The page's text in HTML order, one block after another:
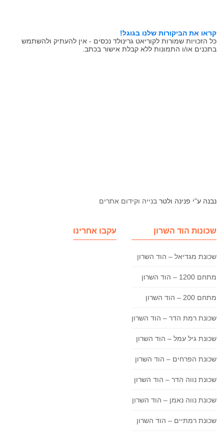
קראו את הביקורות שלנו בגוגל!
כל הזכויות שמורות לקוריאט גרינולד נכסים - אין להעתיק ולהשתמש
בתכנים או/ו התמונות ללא קבלת אישור בכתב.
נבנה ע”י פנינה ולטר בנייה וקידום אתרים
שכונות הוד השרון
שכונת מגדיאל – הוד השרון
מתחם 1200 – הוד השרון
מתחם 200 – הוד השרון
שכונת רמת הדר – הוד השרון
שכונת גיל עמל – הוד השרון
שכונת הפרחים – הוד השרון
שכונת נווה הדר – הוד השרון
שכונת נווה נאמן – הוד השרון
שכונת רמתיים – הוד השרון
עקבו אחרינו